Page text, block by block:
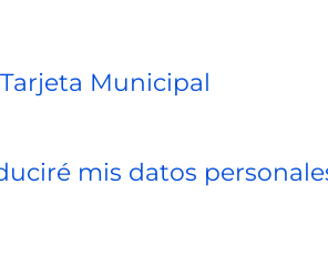
Municipal
mis datos